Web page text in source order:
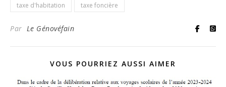
taxe d'habitation
taxe foncière
Par Le Génovéfain
VOUS POURRIEZ AUSSI AIMER